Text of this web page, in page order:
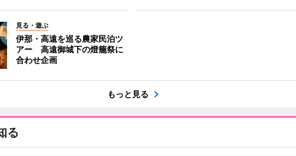
見る・遊ぶ
伊那・高遠を巡る農家民泊ツ
アー 高遠御城下の燈籠祭に
合わせ企画
もっと見る
る